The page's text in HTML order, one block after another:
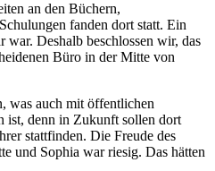
an den Büchern,
fanden dort statt. Ein
war. Deshalb beschlossen wir, das
Büro in der Mitte von
was auch mit öffentlichen
ist, denn in Zukunft sollen dort
stattfinden. Die Freude des
und Sophia war riesig. Das hätten